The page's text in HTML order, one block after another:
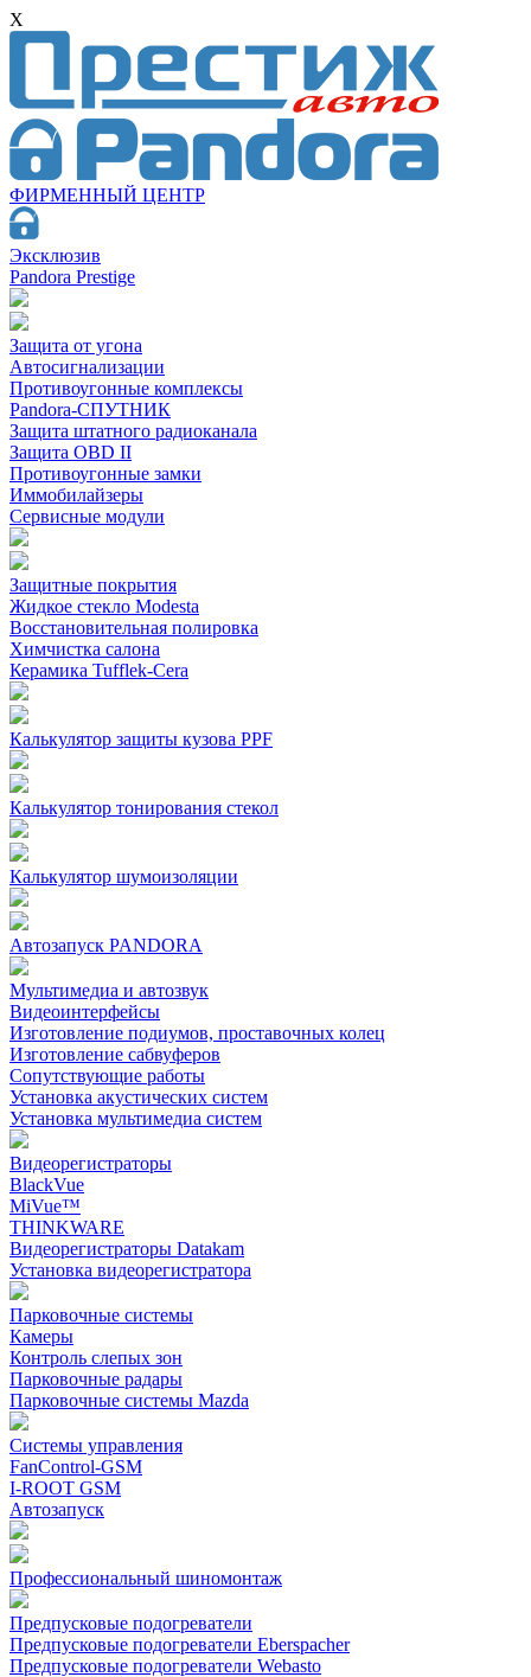
X
ФИРМЕННЫЙ ЦЕНТР
Эксклюзив
Pandora Prestige
Защита от угона
Автосигнализации
Противоугонные комплексы
Pandora-СПУТНИК
Защита штатного радиоканала
Защита OBD II
Противоугонные замки
Иммобилайзеры
Сервисные модули
Защитные покрытия
Жидкое стекло Modesta
Восстановительная полировка
Химчистка салона
Керамика Tufflek-Cera
Калькулятор защиты кузова PPF
Калькулятор тонирования стекол
Калькулятор шумоизоляции
Автозапуск PANDORA
Мультимедиа и автозвук
Видеоинтерфейсы
Изготовление подиумов, проставочных колец
Изготовление сабвуферов
Сопутствующие работы
Установка акустических систем
Установка мультимедиа систем
Видеорегистраторы
BlackVue
MiVue™
THINKWARE
Видеорегистраторы Datakam
Установка видеорегистратора
Парковочные системы
Камеры
Контроль слепых зон
Парковочные радары
Парковочные системы Mazda
Системы управления
FanControl-GSM
I-ROOT GSM
Автозапуск
Профессиональный шиномонтаж
Предпусковые подогреватели
Предпусковые подогреватели Eberspacher
Предпусковые подогреватели Webasto